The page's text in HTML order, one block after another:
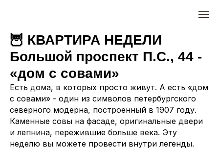
🦉 КВАРТИРА НЕДЕЛИ
Большой проспект П.С., 44 -
«дом с совами»
Есть дома, в которых просто живут. А есть «дом
с совами» - один из символов петербургского
северного модерна, построенный в 1907 году.
Каменные совы на фасаде, оригинальные двери
и лепнина, пережившие больше века. Эту
неделю вы можете провести внутри легенды.